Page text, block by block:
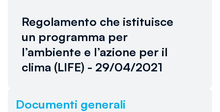
Al momento non è disponibile
alcun link. Torna più tardi.
Regolamento che istituisce
un programma per
l’ambiente e l’azione per il
clima (LIFE) - 29/04/2021
Documenti generali